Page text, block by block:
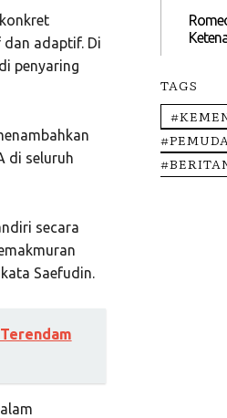
dan adaptif. Di
penyaring
di seluruh
secara
Saefudin.
TAGS